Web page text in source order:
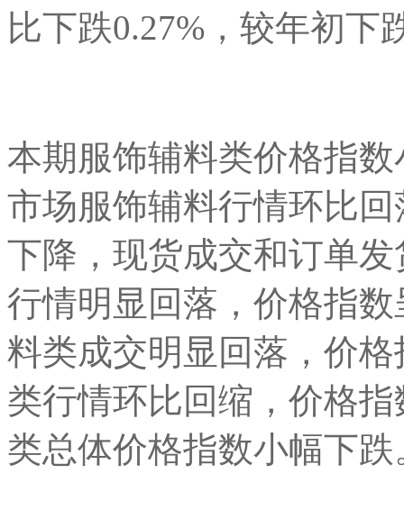
比下跌0.27%，较年初下
本期服饰辅料类价格指
市场服饰辅料行情环比
下降，现货成交和订单
行情明显回落，价格指
料类成交明显回落，价
类行情环比回缩，价格
类总体价格指数小幅下跌